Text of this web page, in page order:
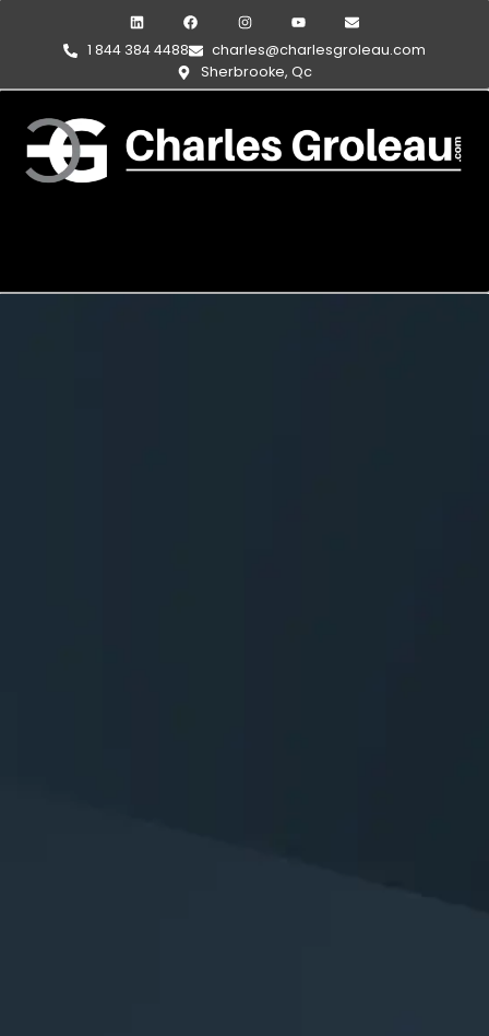
1 844 384 4488
charles@charlesgroleau.com
Sherbrooke, Qc